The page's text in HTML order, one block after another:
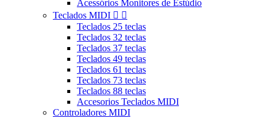
Acessórios Monitores de Estúdio
Teclados MIDI  
Teclados 25 teclas
Teclados 32 teclas
Teclados 37 teclas
Teclados 49 teclas
Teclados 61 teclas
Teclados 73 teclas
Teclados 88 teclas
Accesorios Teclados MIDI
Controladores MIDI